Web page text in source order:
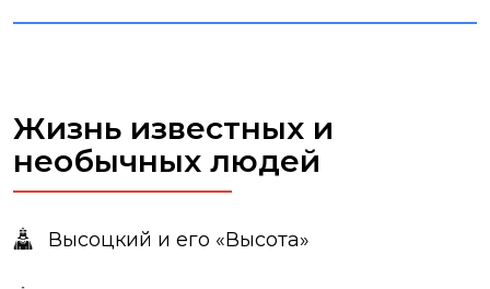
Жизнь известных и
необычных людей
Высоцкий и его «Высота»